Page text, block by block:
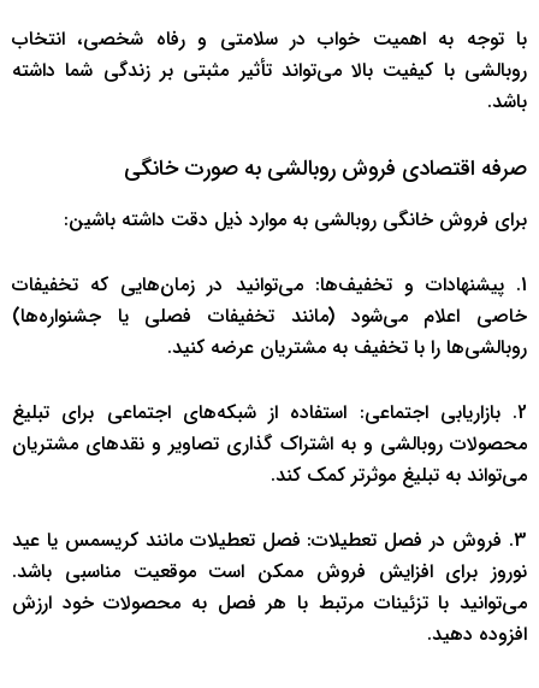
با توجه به اهمیت خواب در سلامتی و رفاه شخصی، انتخاب
روبالشی با کیفیت بالا می‌تواند تأثیر مثبتی بر زندگی شما داشته
باشد.
صرفه اقتصادی فروش روبالشی به صورت خانگی
برای فروش خانگی روبالشی به موارد ذیل دقت داشته باشین:
1. پیشنهادات و تخفیف‌ها: می‌توانید در زمان‌هایی که تخفیفات
خاصی اعلام می‌شود (مانند تخفیفات فصلی یا جشنواره‌ها)
روبالشی‌ها را با تخفیف به مشتریان عرضه کنید.
2. بازاریابی اجتماعی: استفاده از شبکه‌های اجتماعی برای تبلیغ
محصولات روبالشی و به اشتراک گذاری تصاویر و نقدهای مشتریان
می‌تواند به تبلیغ موثرتر کمک کند.
3. فروش در فصل تعطیلات: فصل تعطیلات مانند کریسمس یا عید
نوروز برای افزایش فروش ممکن است موقعیت مناسبی باشد.
می‌توانید با تزئینات مرتبط با هر فصل به محصولات خود ارزش
افزوده دهید.